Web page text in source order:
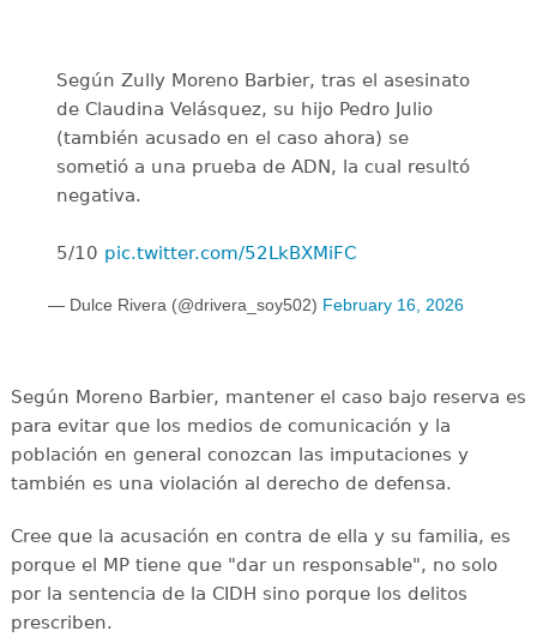
Según Zully Moreno Barbier, tras el asesinato
de Claudina Velásquez, su hijo Pedro Julio
(también acusado en el caso ahora) se
sometió a una prueba de ADN, la cual resultó
negativa.
5/10 pic.twitter.com/52LkBXMiFC
— Dulce Rivera (@drivera_soy502) February 16, 2026
Según Moreno Barbier, mantener el caso bajo reserva es
para evitar que los medios de comunicación y la
población en general conozcan las imputaciones y
también es una violación al derecho de defensa.
Cree que la acusación en contra de ella y su familia, es
porque el MP tiene que "dar un responsable", no solo
por la sentencia de la CIDH sino porque los delitos
prescriben.